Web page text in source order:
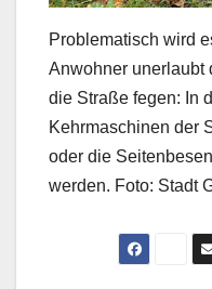
Problematisch wird
Anwohner unerlaubt
die Straße fegen: In
Kehrmaschinen der
oder die
werden. Foto: Stadt